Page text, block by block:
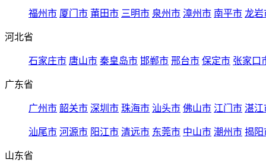
福州市 厦门市 莆田市 三明市 泉州市 漳州市 南平市 龙岩
河北省
石家庄市 唐山市 秦皇岛市 邯郸市 邢台市 保定市 张家口
广东省
广州市 韶关市 深圳市 珠海市 汕头市 佛山市 江门市 湛江
汕尾市 河源市 阳江市 清远市 东莞市 中山市 潮州市 揭阳
山东省